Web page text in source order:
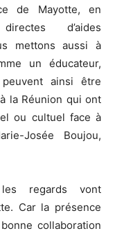
de Mayotte, en
d’aides
mettons aussi à
un éducateur,
ainsi être
la Réunion qui ont
ou cultuel face à
Josée Boujou,
regards vont
Car la présence
collaboration